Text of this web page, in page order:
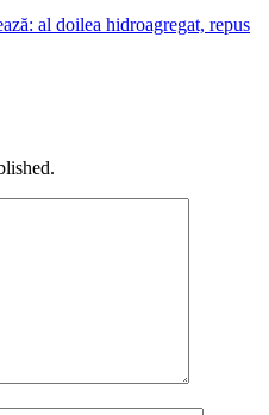
al doilea hidroagregat, repus